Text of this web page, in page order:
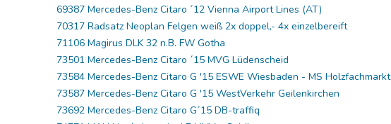
69387 Mercedes-Benz Citaro ´12 Vienna Airport Lines (AT)
70317 Radsatz Neoplan Felgen weiß 2x doppel,- 4x einzelbereift
71106 Magirus DLK 32 n.B. FW Gotha
73501 Mercedes-Benz Citaro ´15 MVG Lüdenscheid
73584 Mercedes-Benz Citaro G '15 ESWE Wiesbaden - MS Holzfachmarkt
73587 Mercedes-Benz Citaro G '15 WestVerkehr Geilenkirchen
73692 Mercedes-Benz Citaro G´15 DB-traffiq